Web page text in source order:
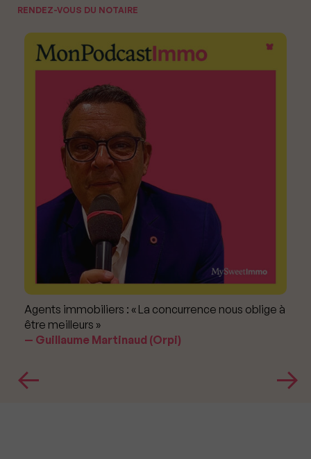
RENDEZ-VOUS DU NOTAIRE
Agents immobiliers : « La concurrence nous oblige à
être meilleurs »
Guillaume Martinaud (Orpi)